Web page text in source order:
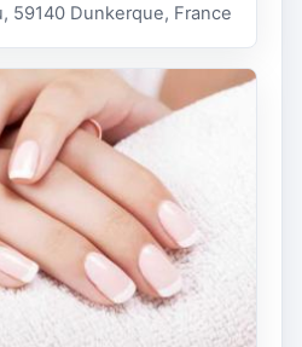
59140 Dunkerque, France